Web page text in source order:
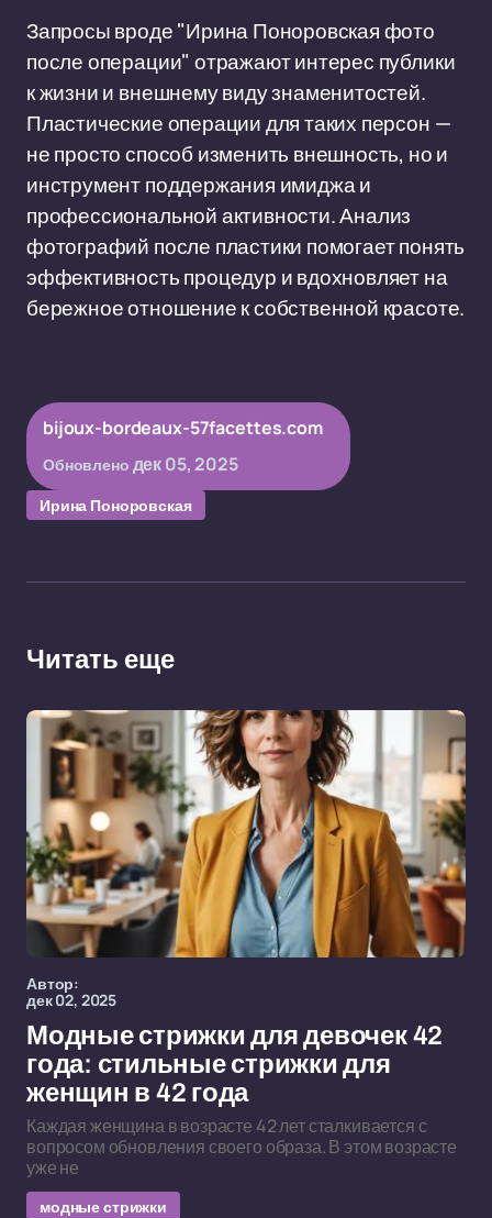
Запросы вроде "Ирина Поноровская фото
после операции" отражают интерес публики
к жизни и внешнему виду знаменитостей.
Пластические операции для таких персон —
не просто способ изменить внешность, но и
инструмент поддержания имиджа и
профессиональной активности. Анализ
фотографий после пластики помогает понять
эффективность процедур и вдохновляет на
бережное отношение к собственной красоте.
bijoux-bordeaux-57facettes.com
Обновлено дек 05, 2025
Ирина Поноровская
Читать еще
Автор:
дек 02, 2025
Модные стрижки для девочек 42
года: стильные стрижки для
женщин в 42 года
Каждая женщина в возрасте 42 лет сталкивается с
вопросом обновления своего образа. В этом возрасте
уже не
модные стрижки